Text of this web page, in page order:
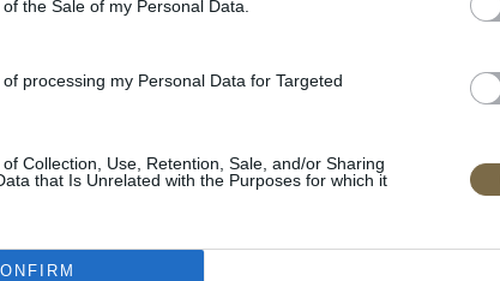
the Sale of my Personal Data.
processing my Personal Data for Targeted
Collection, Use, Retention, Sale, and/or Sharing
that Is Unrelated with the Purposes for which it